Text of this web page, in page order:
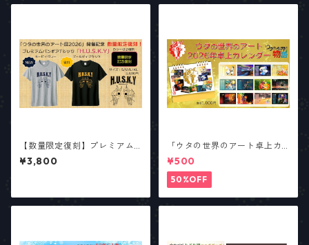
【数量限定復刻】プレミアム
バンギア 2022デザイン「H.U.
S.K.Y」Tシャツ【新カラーあ
¥3,800
「ウタの世界のアート卓上カ
レンダー2026」
¥500
50%OFF